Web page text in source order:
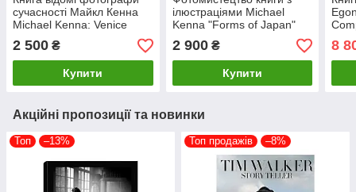
сучасності Майкл Кенна
Michael Kenna: Venice
книги про фотографію
2 500 ₴
Купити
ілюстраціями Michael
Kenna "Forms of Japan"
книги з фотографії Майкл
Кенна Японія
2 900₴
Купити
8
Акційні пропозиції та новинки
Топ –13% Топ продажів –8%